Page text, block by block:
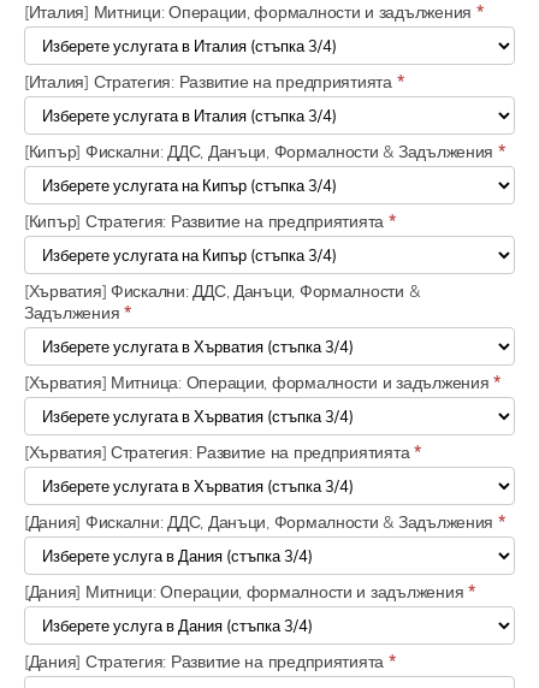
[Италия] Митници: Операции, формалности и задължения *
[Италия] Стратегия: Развитие на предприятията *
[Кипър] Фискални: ДДС, Данъци, Формалности & Задължения *
[Кипър] Стратегия: Развитие на предприятията *
[Хърватия] Фискални: ДДС, Данъци, Формалности &
Задължения*
[Хърватия] Митница: Операции, формалности и задължения*
[Хърватия] Стратегия: Развитие на предприятията*
[Дания] Фискални: ДДС, Данъци, Формалности & Задължения *
[Дания] Митници: Операции, формалности и задължения *
[Дания] Стратегия: Развитие на предприятията *